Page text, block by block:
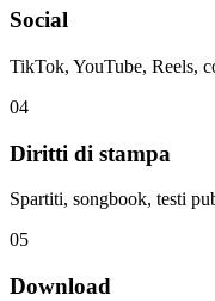
Social
TikTok, YouTube, Reels,
04
Diritti di stampa
Spartiti, songbook, testi
05
Download